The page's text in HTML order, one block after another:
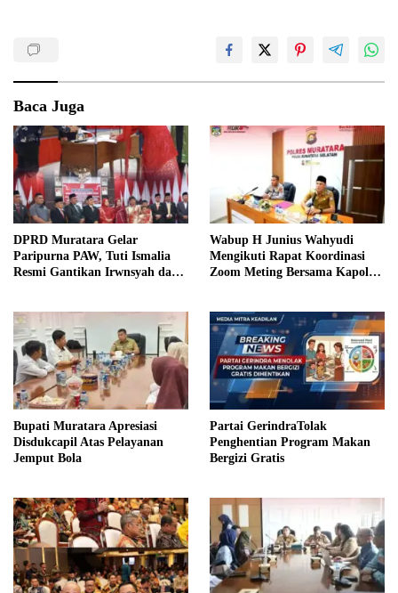
Baca Juga
DPRD Muratara Gelar
Paripurna PAW, Tuti Ismalia
Resmi Gantikan Irwnsyah dari
Wabup H Junius Wahyudi
Mengikuti Rapat Koordinasi
Zoom Meting Bersama Kapolres
Bupati Muratara Apresiasi
Disdukcapil Atas Pelayanan
Jemput Bola
Partai GerindraTolak
Penghentian Program Makan
Bergizi Gratis